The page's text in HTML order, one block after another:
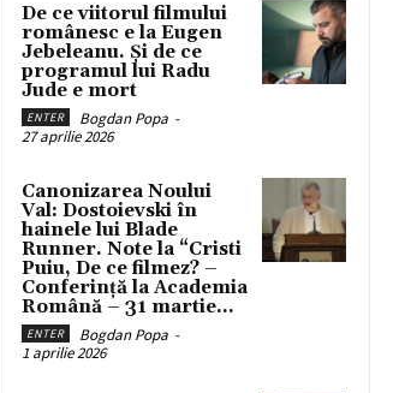
De ce viitorul filmului
românesc e la Eugen
Jebeleanu. Și de ce
programul lui Radu
Jude e mort
ENTER Bogdan Popa -
27 aprilie 2026
Canonizarea Noului
Val: Dostoievski în
hainele lui Blade
Runner. Note la “Cristi
Puiu, De ce filmez? –
Conferință la Academia
Română – 31 martie...
ENTER Bogdan Popa -
1 aprilie 2026